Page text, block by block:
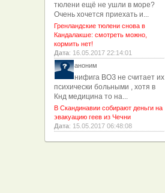
тюлени ещё не ушли в море?
Очень хочется приехать и...
Гренландские тюлени снова в
Кандалакше: смотреть можно,
кормить нет!
Дата: 16.05.2017 22:14:01
аноним
нифига ВОЗ не считает их
психически больными , хотя в
Кнд медицина то на...
В Скандинавии собирают деньги на
эвакуацию геев из Чечни
Дата: 15.05.2017 06:48:08